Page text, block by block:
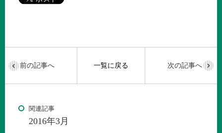
一覧に戻る
前の記事へ 次の記事へ
関連記事
2016年3月